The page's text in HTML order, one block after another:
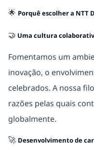
🌟 Porquê escolher a NTT
🤝 Uma cultura
Fomentamos um
inovação, o
celebrados. A nossa
razões pelas quais
globalmente.
🚀 Desenvolvimento de